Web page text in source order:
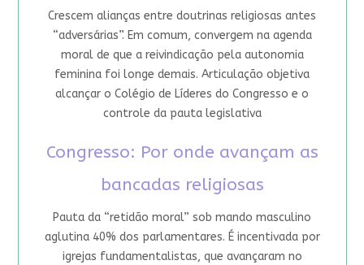
Crescem alianças entre doutrinas religiosas antes
“adversárias”. Em comum, convergem na agenda
moral de que a reivindicação pela autonomia
feminina foi longe demais. Articulação objetiva
alcançar o Colégio de Líderes do Congresso e o
controle da pauta legislativa
Congresso: Por onde avançam as
bancadas religiosas
Pauta da “retidão moral” sob mando masculino
aglutina 40% dos parlamentares. É incentivada por
igrejas fundamentalistas, que avançaram no